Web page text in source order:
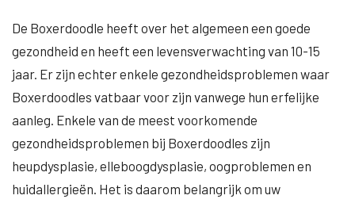
De Boxerdoodle heeft over het algemeen een goede
gezondheid en heeft een levensverwachting van 10-15
jaar. Er zijn echter enkele gezondheidsproblemen waar
Boxerdoodles vatbaar voor zijn vanwege hun erfelijke
aanleg. Enkele van de meest voorkomende
gezondheidsproblemen bij Boxerdoodles zijn
heupdysplasie, elleboogdysplasie, oogproblemen en
huidallergieën. Het is daarom belangrijk om uw